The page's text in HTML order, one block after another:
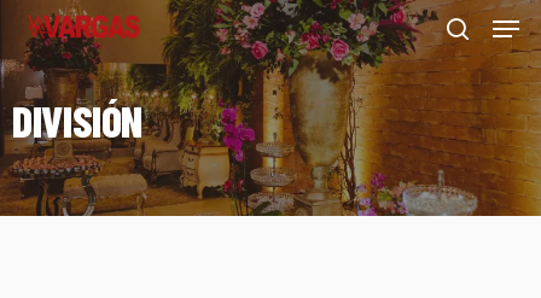
Skip
main
content
search
Menu
DIVISIÓN
Close
Filters
Menu